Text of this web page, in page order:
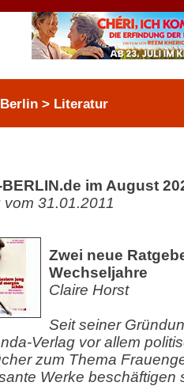
> Literatur
im August
vom 31.01.2011
Zwei neue
Wechseljahre
Claire Horst
Seit seiner
Verlag vor allem
zum Thema
Werke beschäftigen